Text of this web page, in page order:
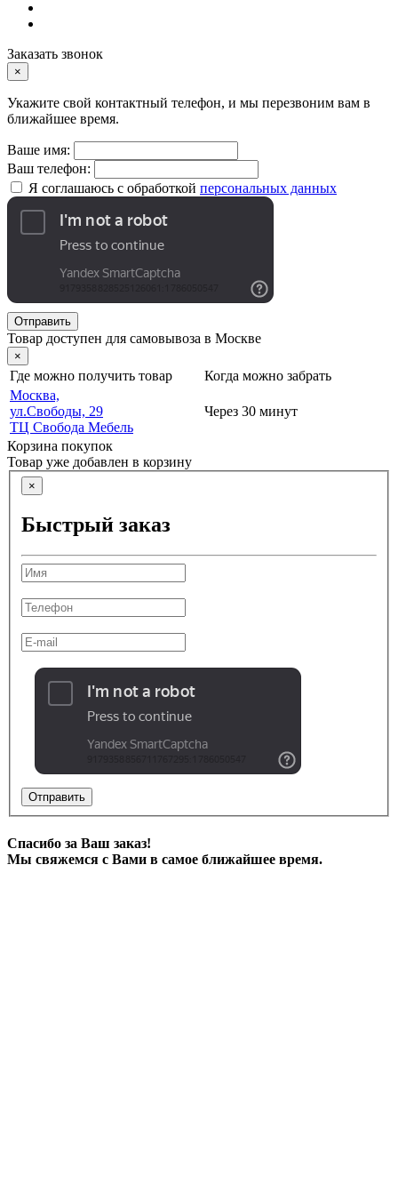
Заказать звонок
×
Укажите свой контактный телефон, и мы перезвоним вам в
ближайшее время.
Ваше имя:
Ваш телефон:
Я соглашаюсь с обработкой персональных данных
Отправить
Товар доступен для самовывоза в Москве
×
Где можно получить товар
Когда можно забрать
Москва,
ул.Свободы, 29
ТЦ Свобода Мебель
Через 30 минут
Корзина покупок
Товар уже добавлен в корзину
×
Быстрый заказ
Отправить
Спасибо за Ваш заказ!
Мы свяжемся с Вами в самое ближайшее время.